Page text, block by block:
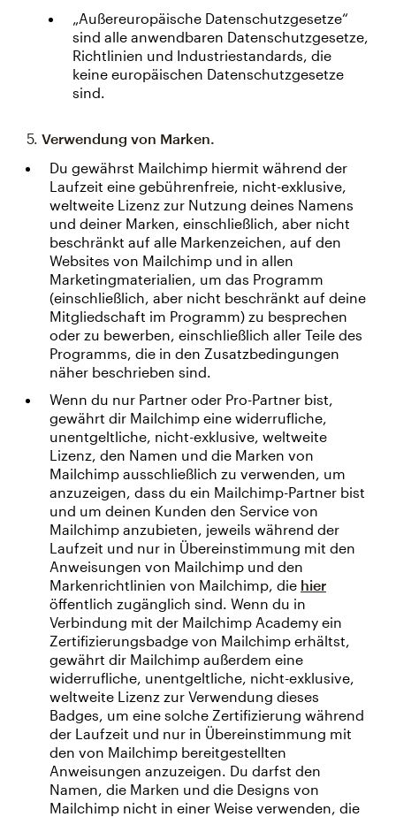
„Außereuropäische Datenschutzgesetze“
sind alle anwendbaren Datenschutzgesetze,
Richtlinien und Industriestandards, die
keine europäischen Datenschutzgesetze
sind.
5. Verwendung von Marken.
Du gewährst Mailchimp hiermit während der
Laufzeit eine gebührenfreie, nicht-exklusive,
weltweite Lizenz zur Nutzung deines Namens
und deiner Marken, einschließlich, aber nicht
beschränkt auf alle Markenzeichen, auf den
Websites von Mailchimp und in allen
Marketingmaterialien, um das Programm
(einschließlich, aber nicht beschränkt auf deine
Mitgliedschaft im Programm) zu besprechen
oder zu bewerben, einschließlich aller Teile des
Programms, die in den Zusatzbedingungen
näher beschrieben sind.
Wenn du nur Partner oder Pro-Partner bist,
gewährt dir Mailchimp eine widerrufliche,
unentgeltliche, nicht-exklusive, weltweite
Lizenz, den Namen und die Marken von
Mailchimp ausschließlich zu verwenden, um
anzuzeigen, dass du ein Mailchimp-Partner bist
und um deinen Kunden den Service von
Mailchimp anzubieten, jeweils während der
Laufzeit und nur in Übereinstimmung mit den
Anweisungen von Mailchimp und den
Markenrichtlinien von Mailchimp, die hier
öffentlich zugänglich sind. Wenn du in
Verbindung mit der Mailchimp Academy ein
Zertifizierungsbadge von Mailchimp erhältst,
gewährt dir Mailchimp außerdem eine
widerrufliche, unentgeltliche, nicht-exklusive,
weltweite Lizenz zur Verwendung dieses
Badges, um eine solche Zertifizierung während
der Laufzeit und nur in Übereinstimmung mit
den von Mailchimp bereitgestellten
Anweisungen anzuzeigen. Du darfst den
Namen, die Marken und die Designs von
Mailchimp nicht in einer Weise verwenden, die